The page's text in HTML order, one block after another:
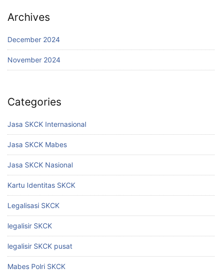
Archives
December 2024
November 2024
Categories
Jasa SKCK Internasional
Jasa SKCK Mabes
Jasa SKCK Nasional
Kartu Identitas SKCK
Legalisasi SKCK
legalisir SKCK
legalisir SKCK pusat
Mabes Polri SKCK